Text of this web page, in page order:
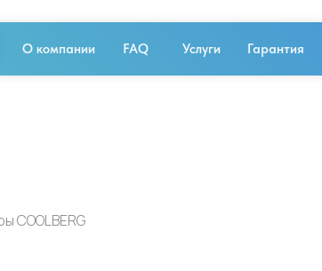
О компании Гарантия
Услуги
FAQ
СOOLBERG